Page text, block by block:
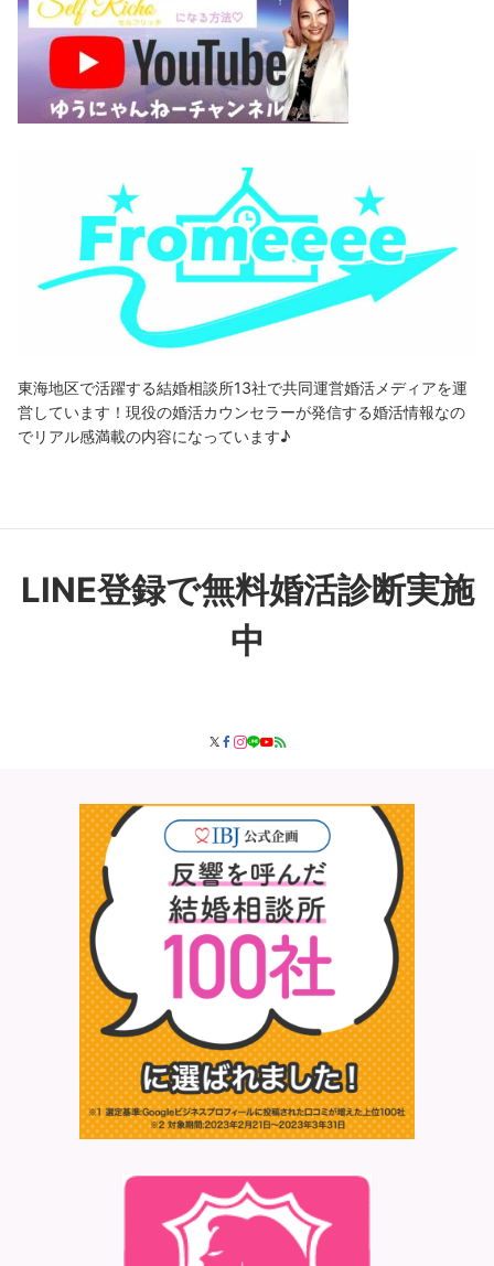
東海地区で活躍する結婚相談所13社で共同運営婚活メディアを運
営しています！現役の婚活カウンセラーが発信する婚活情報なの
でリアル感満載の内容になっています♪
LINE登録で無料婚活診断実施
中